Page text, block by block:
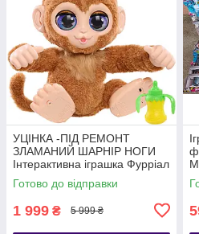
УЦІНКА -ПІД РЕМОНТ
ЗЛАМАНИЙ ШАРНІР НОГИ
Інтерактивна іграшка Фурріал
Мавпочка furReal Peanut
Playful Monkey
Готово до відправки
1 999 ₴ 5 999 ₴